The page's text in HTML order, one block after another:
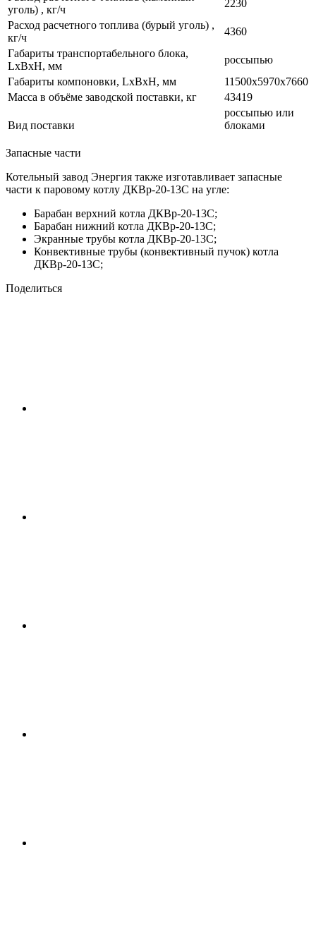
уголь) , кг/ч
2230
Расход расчетного топлива (бурый уголь) ,
кг/ч
4360
Габариты транспортабельного блока,
LxBxH, мм
россыпью
Габариты компоновки, LxBxH, мм
11500х5970х7660
Масса в объёме заводской поставки, кг
43419
Вид поставки
россыпью или
блоками
Запасные части
Котельный завод Энергия также изготавливает запасные
части к паровому котлу ДКВр-20-13С на угле:
Барабан верхний котла ДКВр-20-13С;
Барабан нижний котла ДКВр-20-13С;
Экранные трубы котла ДКВр-20-13С;
Конвективные трубы (конвективный пучок) котла
ДКВр-20-13С;
Поделиться